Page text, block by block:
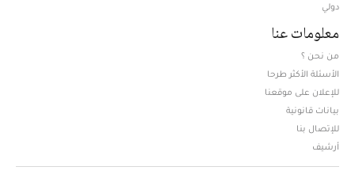
دولي
معلومات عنا
من نحن ؟
الأسئلة الأكثر طرحا
للإعلان على موقعنا
بيانات قانونية
للإتصال بنا
أرشيف